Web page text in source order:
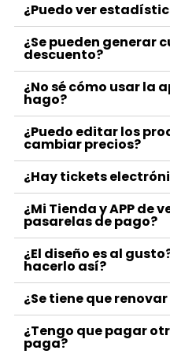
¿Puedo ver
¿Se pueden generar
descuento?
¿No sé cómo usar la
hago?
¿Puedo editar los
cambiar precios?
¿Hay tickets
¿Mi Tienda y APP de
pasarelas de pago?
¿El diseño es al
hacerlo así?
¿Se tiene que
¿Tengo que pagar
paga?